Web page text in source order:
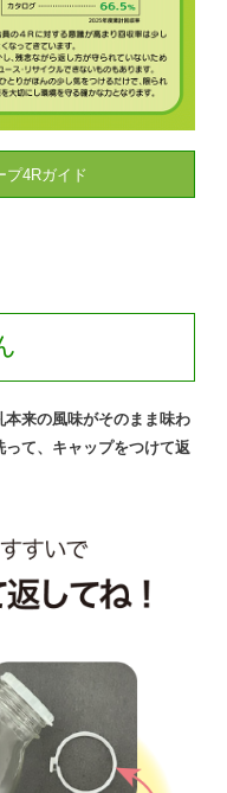
プ4Rガイド
来の風味がそのまま味わ
て、キャップをつけて返